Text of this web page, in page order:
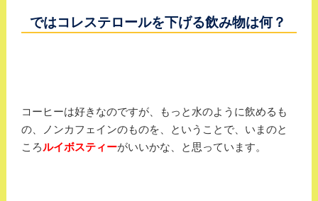
ではコレステロールを下げる飲み物は何？
コーヒーは好きなのですが、もっと水のように飲めるも
の、ノンカフェインのものを、ということで、いまのと
ころルイボスティーがいいかな、と思っています。